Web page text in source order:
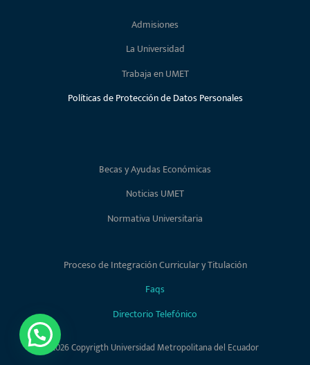
Admisiones
La Universidad
Trabaja en UMET
Políticas de Protección de Datos Personales
Becas y Ayudas Económicas
Noticias UMET
Normativa Universitaria
Proceso de Integración Curricular y Titulación
Faqs
Directorio Telefónico
2026 Copyrigth Universidad Metropolitana del Ecuador